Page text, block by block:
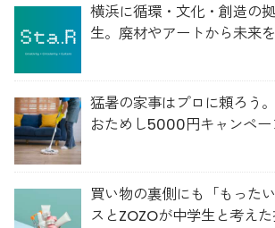
横浜に循環・文化・創造の
生。廃材やアートから未来
猛暑の家事はプロに頼ろう
おためし5000円キャンペー
買い物の裏側にも「もった
スとZOZOが中学生と考え